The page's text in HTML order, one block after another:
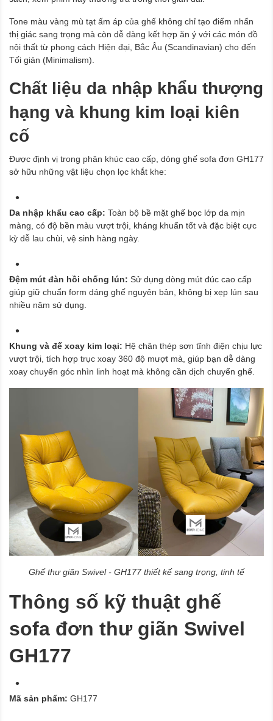
Tone màu vàng mù tạt ấm áp của ghế không chỉ tạo điểm nhấn
thị giác sang trọng mà còn dễ dàng kết hợp ăn ý với các món đồ
nội thất từ phong cách Hiện đại, Bắc Âu (Scandinavian) cho đến
Tối giản (Minimalism).
Chất liệu da nhập khẩu thượng
hạng và khung kim loại kiên
cố
Được định vị trong phân khúc cao cấp, dòng ghế sofa đơn GH177
sở hữu những vật liệu chọn lọc khắt khe:
Da nhập khẩu cao cấp: Toàn bộ bề mặt ghế bọc lớp da mịn
màng, có độ bền màu vượt trội, kháng khuẩn tốt và đặc biệt cực
kỳ dễ lau chùi, vệ sinh hàng ngày.
Đệm mút đàn hồi chống lún: Sử dụng dòng mút đúc cao cấp
giúp giữ chuẩn form dáng ghế nguyên bản, không bị xẹp lún sau
nhiều năm sử dụng.
Khung và đế xoay kim loại: Hệ chân thép sơn tĩnh điện chịu lực
vượt trội, tích hợp trục xoay 360 độ mượt mà, giúp bạn dễ dàng
xoay chuyển góc nhìn linh hoạt mà không cần dịch chuyển ghế.
Ghế thư giãn Swivel - GH177 thiết kế sang trọng, tinh tế
Thông số kỹ thuật ghế
sofa đơn thư giãn Swivel
GH177
Mã sản phẩm: GH177